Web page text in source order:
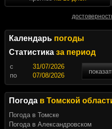
Календарь погоды
Статистика за период
c
по
Погода в Томской
Погода в Томске
Погода в Александровском